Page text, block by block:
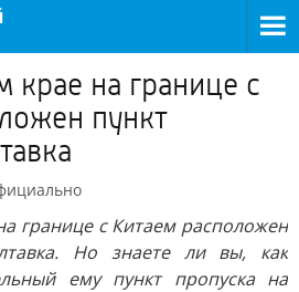
на границе с
пункт
границе с Китаем расположен
Но знаете ли вы, как
ему пункт пропуска на